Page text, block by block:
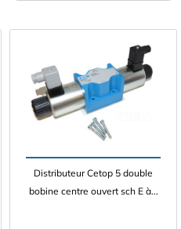
Distributeur Cetop 5 double
bobine centre ouvert sch E à...